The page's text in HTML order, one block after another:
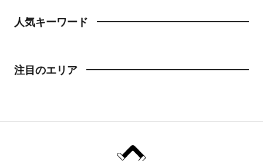
人気キーワード
注目のエリア